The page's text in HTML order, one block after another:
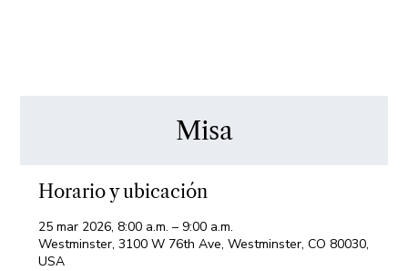
Misa
Horario y ubicación
25 mar 2026, 8:00 a.m. – 9:00 a.m.
Westminster, 3100 W 76th Ave, Westminster, CO 80030,
USA